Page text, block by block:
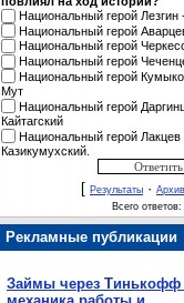
Национальный герой
Национальный герой
Национальный герой
Национальный герой
Национальный герой
Мут
Национальный герой
Кайтагский
Национальный герой
Казикумухский.
[ Результаты ·
Всего ответов:
Рекламные публикации
Займы через Тинькофф